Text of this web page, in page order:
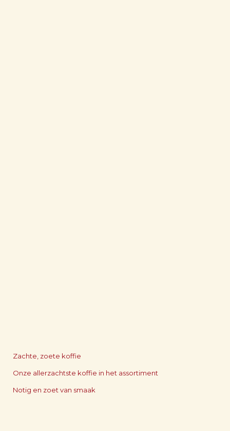
Zachte, zoete koffie
Onze allerzachtste koffie in het assortiment
Notig en zoet van smaak